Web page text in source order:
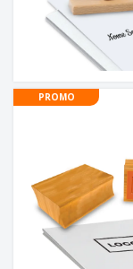
PROMO